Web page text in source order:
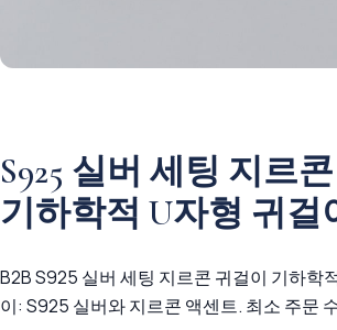
S925 실버 세팅 지르
기하학적 U자형 귀걸
B2B S925 실버 세팅 지르콘 귀걸이 기하학
이: S925 실버와 지르콘 액센트. 최소 주문